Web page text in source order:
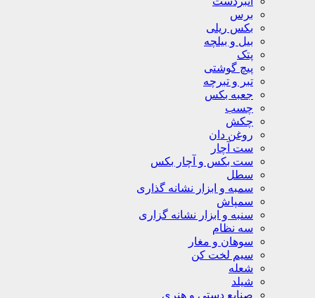
برس
بکس ریلی
بیل و بیلچه
پتک
پیچ گوشتی
تبر و تبرچه
جعبه بکس
چسب
چکش
روغن دان
ست آچار
ست بکس و آچار بکس
سطل
سمبه و ابزار نشانه گذاری
سمپاش
سنبه و ابزار نشانه گزاری
سه نظام
سوهان و مغار
سیم لخت کن
شعله
شیلد
صنایع دستی و هنری